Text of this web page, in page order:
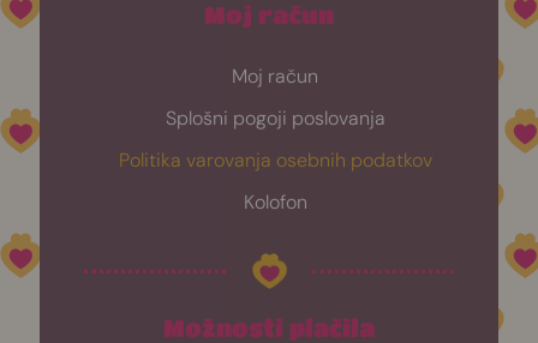
Moj račun
Moj račun
Splošni pogoji poslovanja
Politika varovanja osebnih podatkov
Kolofon
Možnosti plačila